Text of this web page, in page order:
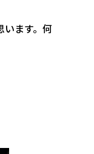
います。何